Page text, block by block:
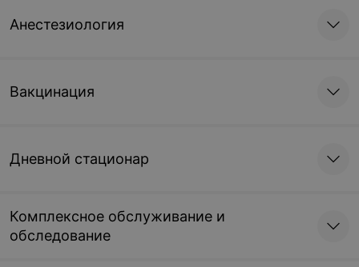
Анестезиология
Вакцинация
Дневной стационар
Комплексное обслуживание и
обследование